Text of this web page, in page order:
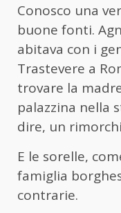
Conosco una
buone fonti.
abitava con i
Trastevere a
trovare la
palazzina nella
dire, un
E le sorelle,
famiglia
contrarie.